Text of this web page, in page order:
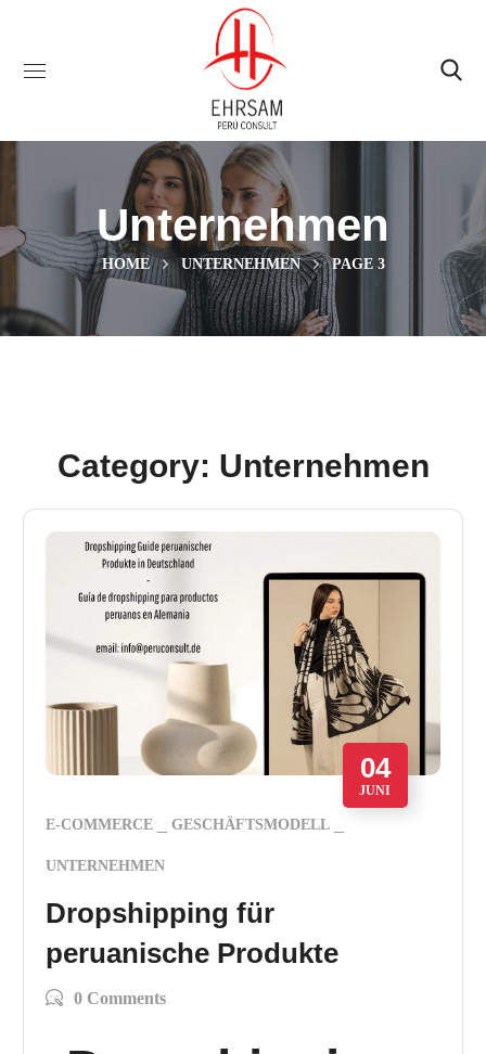
Unternehmen
HOME UNTERNEHMEN PAGE 3
Category: Unternehmen
04
JUNI
E-COMMERCE GESCHÄFTSMODELL
UNTERNEHMEN
Dropshipping für
peruanische Produkte
0 Comments